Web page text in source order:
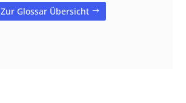
Zur Glossar Übersicht